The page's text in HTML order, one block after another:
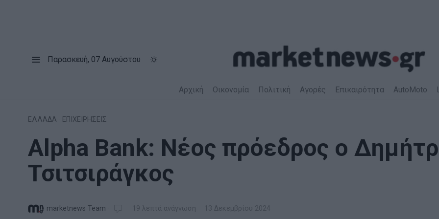
Παρασκευή, 07 Αυγούστου
Αρχική Οικονομία Πολιτική Αγορές Επικαιρότητα AutoMoto
ΕΛΛΑΔΑ ΕΠΙΧΕΙΡΗΣΕΙΣ
Alpha Bank: Νέος πρόεδρος ο
Τσιτσιράγκος
marketnews Team 19 λεπτά ανάγνωση 13 Δεκεμβρίου 2024